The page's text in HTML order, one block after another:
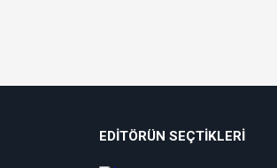
EDITÖRÜN SEÇTIKLERI